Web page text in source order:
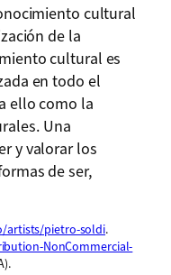
cultural
de la
cultural es
en todo el
ello como la
Una
y valorar los
de ser,
artists/pietro-soldi.
NonCommercial-